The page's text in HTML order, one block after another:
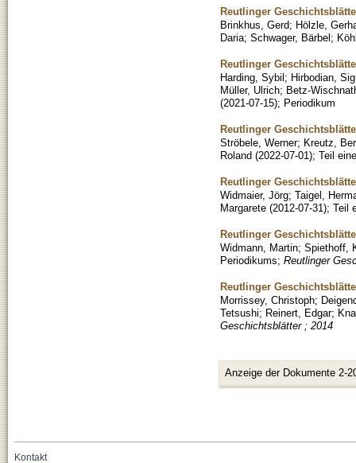
Reutlinger
Brinkhus, Gerd; Hölzle,
Daria; Schwager, Bärbel;
Reutlinger
Harding, Sybil; Hirbodian,
Müller, Ulrich; Betz-
(2021-07-15); Periodikum
Reutlinger
Ströbele, Werner; Kreutz,
Roland (2022-07-01); Teil
Reutlinger
Widmaier, Jörg; Taigel,
Margarete (2012-07-31); Teil
Reutlinger
Widmann, Martin; Spiethoff,
Periodikums; Reutlinger
Reutlinger
Morrissey, Christoph;
Tetsushi; Reinert, Edgar;
Geschichtsblätter ; 2014
Anzeige der Dokumente 2-
Kontakt